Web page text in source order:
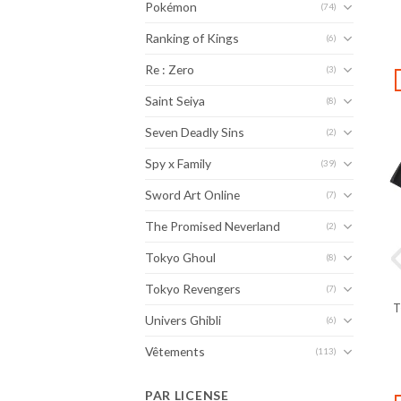
Pokémon (74)
Ranking of Kings (6)
Re : Zero (3)
Saint Seiya (8)
Seven Deadly Sins (2)
Spy x Family (39)
Sword Art Online (7)
The Promised Neverland (2)
Tokyo Ghoul (8)
Tokyo Revengers (7)
Univers Ghibli (6)
Vêtements (113)
PAR LICENSE